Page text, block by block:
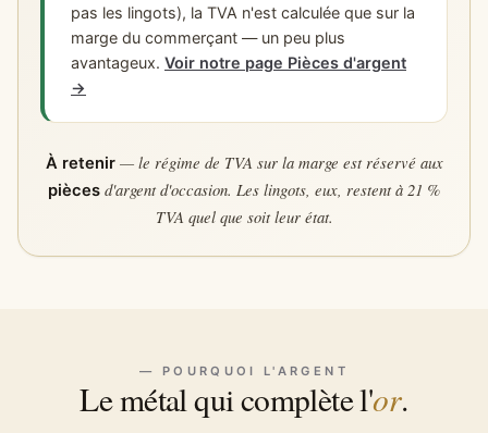
pas les lingots), la TVA n'est calculée que sur la
marge du commerçant — un peu plus
avantageux. Voir notre page Pièces d'argent
→
À retenir— le régime de TVA sur la marge est réservé aux
pièces d'argent d'occasion. Les lingots, eux, restent à 21 %
TVA quel que soit leur état.
— POURQUOI L'ARGENT
Le métal qui complète l'or.